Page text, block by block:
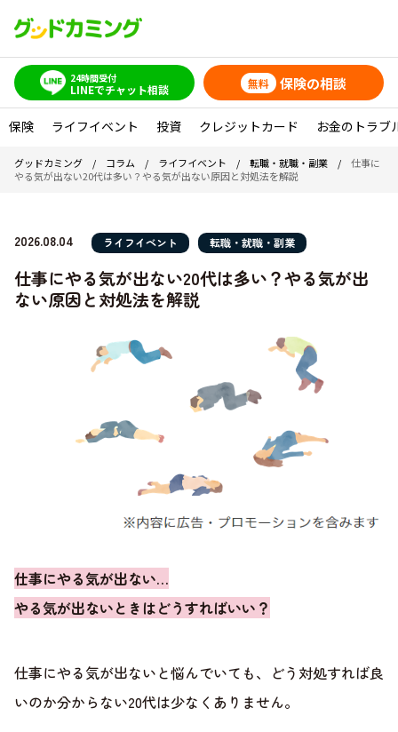
24時間受付
LINEでチャット相談 無料 保険の相談
保険 ライフイベント 投資 クレジットカード お金のトラブ
グッドカミング / コラム / ライフイベント / 転職・就職・副業 / 仕事に
やる気が出ない20代は多い？やる気が出ない原因と対処法を解説
2026.08.04 ライフイベント 転職・就職・副業
仕事にやる気が出ない20代は多い？やる気が出
ない原因と対処法を解説
仕事にやる気が出ない…
やる気が出ないときはどうすればいい？
仕事にやる気が出ないと悩んでいても、どう対処すれば良
いのか分からない20代は少なくありません。